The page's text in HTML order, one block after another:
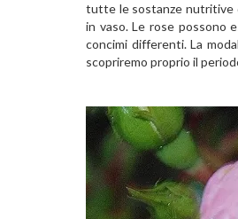
tutte le sostanze nutritive
in vaso. Le rose possono
concimi differenti. La
scopriremo proprio il